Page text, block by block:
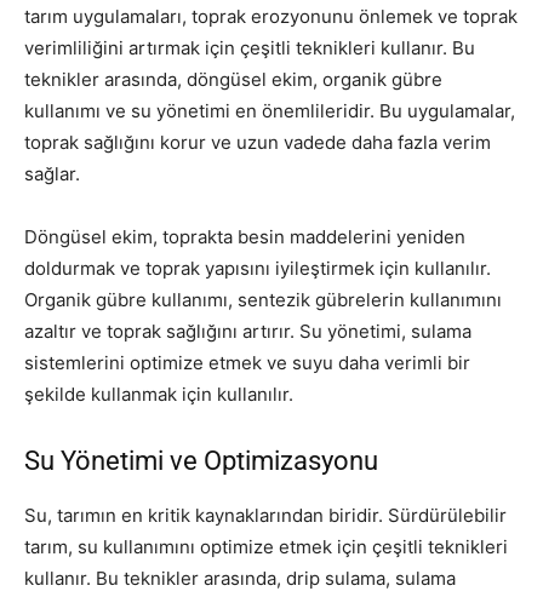
tarım uygulamaları, toprak erozyonunu önlemek ve toprak
verimliliğini artırmak için çeşitli teknikleri kullanır. Bu
teknikler arasında, döngüsel ekim, organik gübre
kullanımı ve su yönetimi en önemlileridir. Bu uygulamalar,
toprak sağlığını korur ve uzun vadede daha fazla verim
sağlar.
Döngüsel ekim, toprakta besin maddelerini yeniden
doldurmak ve toprak yapısını iyileştirmek için kullanılır.
Organik gübre kullanımı, sentezik gübrelerin kullanımını
azaltır ve toprak sağlığını artırır. Su yönetimi, sulama
sistemlerini optimize etmek ve suyu daha verimli bir
şekilde kullanmak için kullanılır.
Su Yönetimi ve Optimizasyonu
Su, tarımın en kritik kaynaklarından biridir. Sürdürülebilir
tarım, su kullanımını optimize etmek için çeşitli teknikleri
kullanır. Bu teknikler arasında, drip sulama, sulama